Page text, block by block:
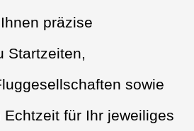
präzise
Startzeiten,
sowie
für Ihr jeweiliges